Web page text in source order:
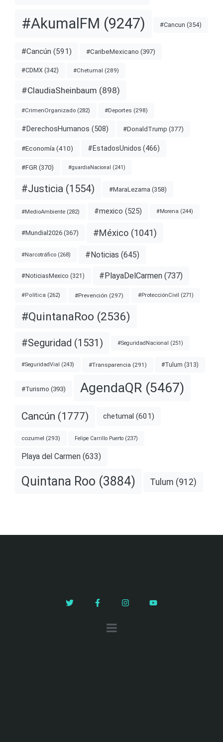
#AkumalFM (9247) #Cancun (354)
#Cancún (591) #CaribeMexicano (397)
#CDMX (342) #Chetumal (289)
#ClaudiaSheinbaum (898)
#CrimenOrganizado (282) #Deportes (298)
#DerechosHumanos (508) #DonaldTrump (377)
#Economía (410) #EstadosUnidos (466)
#FGR (370) #guardiaNacional (241)
#Justicia (1554) #MaraLezama (358)
#MedioAmbiente (282) #mexico (525) #Morena (244)
#Mundial2026 (367) #México (1041)
#Narcotráfico (268) #Noticias (645)
#NoticiasMexico (321) #PlayaDelCarmen (737)
#Política (262) #Prevención (297) #ProtecciónCivil (271)
#QuintanaRoo (2536)
#Seguridad (1531) #SeguridadNacional (251)
#SeguridadVial (243) #Transparencia (291) #Tulum (313)
#Turismo (393) AgendaQR (5467)
Cancún (1777) chetumal (601)
cozumel (293) Felipe Carrillo Puerto (237)
Playa del Carmen (633)
Quintana Roo (3884) Tulum (912)